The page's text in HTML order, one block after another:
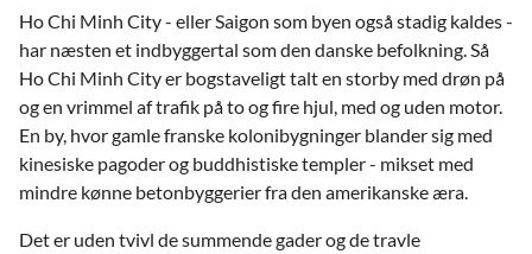
Ho Chi Minh City - eller Saigon som byen også stadig kaldes -
har næsten et indbyggertal som den danske befolkning. Så
Ho Chi Minh City er bogstaveligt talt en storby med drøn på
og en vrimmel af trafik på to og fire hjul, med og uden motor.
En by, hvor gamle franske kolonibygninger blander sig med
kinesiske pagoder og buddhistiske templer - mikset med
mindre kønne betonbyggerier fra den amerikanske æra.
Det er uden tvivl de summende gader og de travle